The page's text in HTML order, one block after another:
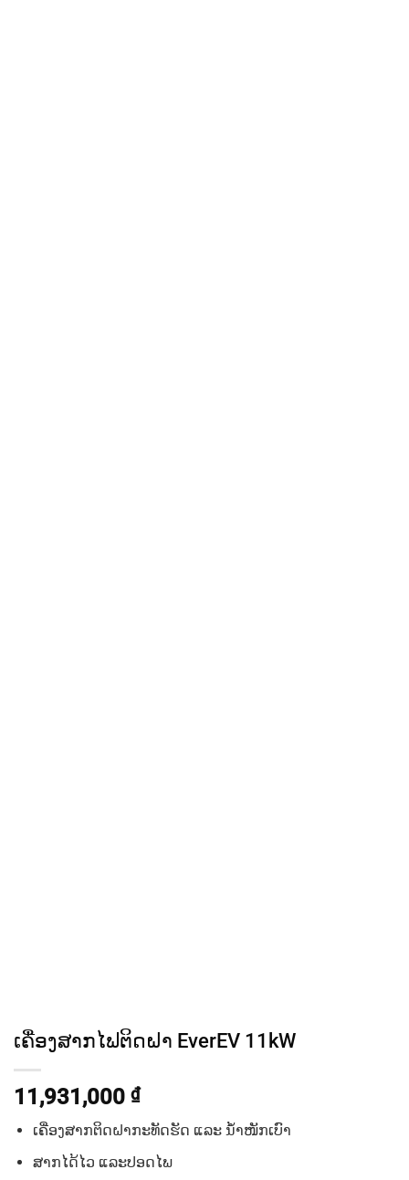
ເຄື່ອງສາກໄຟຕິດຝາ EverEV 11kW
11,931,000 ₫
ເຄື່ອງສາກຕິດຝາກະທັດຮັດ ແລະ ນ້ຳໜັກເບົາ
ສາກໄດ້ໄວ ແລະປອດໄພ